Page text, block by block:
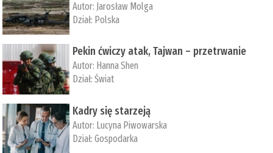
Autor: Jarosław Molga
Dział: Polska
Pekin ćwiczy atak, Tajwan – przetrwanie
Autor: ­Hanna Shen
Dział:Świat
Kadry się starzeją
Autor: Lucyna Piwowarska
Dział:Gospodarka